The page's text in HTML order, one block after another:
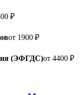
₽
от 1900 ₽
(ЭФГДС)от 4400 ₽